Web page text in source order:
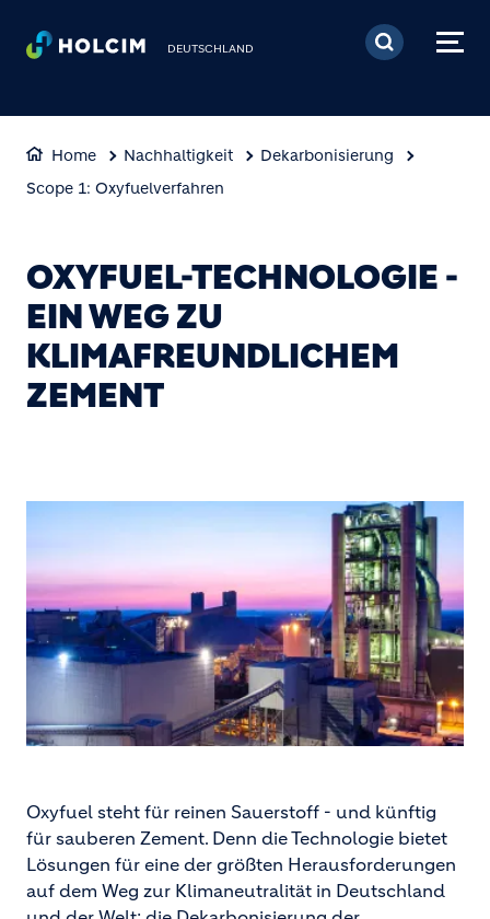
Direkt zum Inhalt
DEUTSCHLAND
Home Nachhaltigkeit
Dekarbonisierung
Scope 1: Oxyfuelverfahren
OXYFUEL-TECHNOLOGIE -
EIN WEG ZU
KLIMAFREUNDLICHEM
ZEMENT
Oxyfuel steht für reinen Sauerstoff - und künftig
für sauberen Zement. Denn die Technologie bietet
Lösungen für eine der größten Herausforderungen
auf dem Weg zur Klimaneutralität in Deutschland